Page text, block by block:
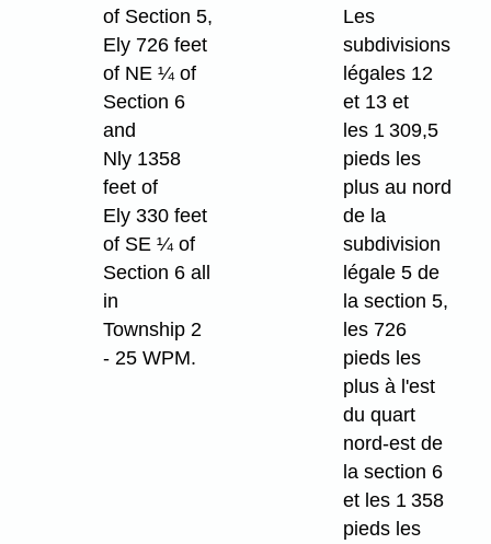
of Section 5,
Ely 726 feet
of NE ¼ of
Section 6
and
Nly 1358
feet of
Ely 330 feet
of SE ¼ of
Section 6 all
in
Township 2
- 25 WPM.
Les
subdivisions
légales 12
et 13 et
les 1 309,5
pieds les
plus au nord
de la
subdivision
légale 5 de
la section 5,
les 726
pieds les
plus à l'est
du quart
nord-est de
la section 6
et les 1 358
pieds les